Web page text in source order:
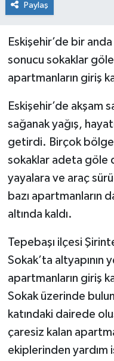
Paylaş
Eskişehir’de bir
sonucu sokaklar
apartmanların giriş
Eskişehir’de akşam
sağanak yağış,
getirdi. Birçok
sokaklar adeta göle
yayalara ve araç
bazı apartmanların
altında kaldı.
Tepebaşı ilçesi
Sokak’ta altyapının
apartmanların giriş
Sokak üzerinde
katındaki dairede
çaresiz kalan
ekiplerinden